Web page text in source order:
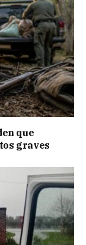
que
graves